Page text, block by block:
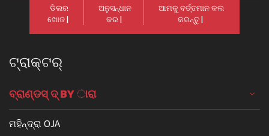
ଡିଲର
ଖୋଜ |
ଅନୁସନ୍ଧାନ
କର |
ଆମକୁ ବର୍ତ୍ତମାନ କଲ
କରନ୍ତୁ |
ଟ୍ରାକ୍ଟର୍
ବ୍ରାଣ୍ଡସ୍ ଦ୍ BY ାରା
ମହିନ୍ଦ୍ରା OJA